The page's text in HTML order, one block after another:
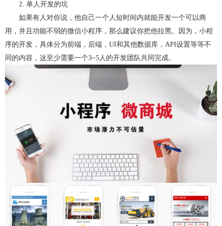
2. 单人开发的坑
如果有人对你说，他自己一个人短时间内就能开发一个可以商
用，并且功能不弱的微信小程序，那么建议你把他拉黑。因为，小程
序的开发，具体分为前端，后端，UI和其他数据库，API设置等等不
同的内容，这至少需要一个3~5人的开发团队共同完成。